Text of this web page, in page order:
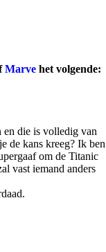
Marve het volgende:
en die is volledig van
de kans kreeg? Ik ben
om de Titanic
vast iemand anders